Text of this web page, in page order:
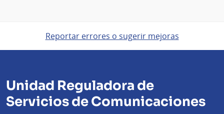
Reportar errores o sugerir mejoras
Unidad Reguladora de
Servicios de Comunicaciones